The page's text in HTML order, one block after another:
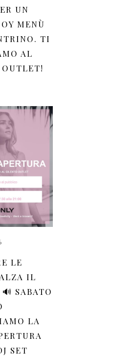
UN
MENÙ
TI
AL
LE
IL
SABATO
LA
SET